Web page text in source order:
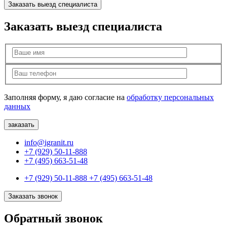
Заказать выезд специалиста
Заказать выезд специалиста
Заполняя форму, я даю согласие на обработку персональных
данных
info@igranit.ru
+7 (929) 50-11-888
+7 (495) 663-51-48
+7 (929) 50-11-888 +7 (495) 663-51-48
Заказать звонок
Обратный звонок